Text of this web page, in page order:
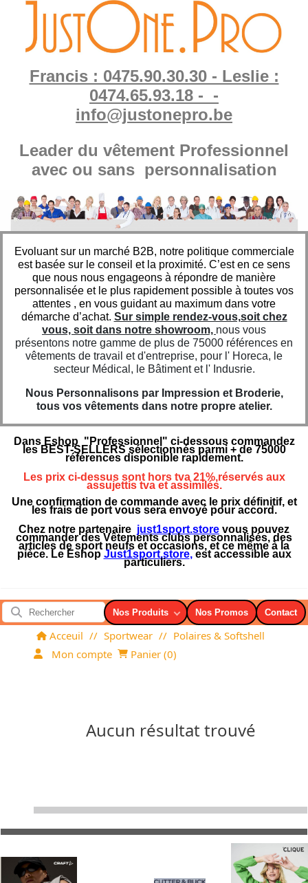
Francis : 0475.90.30.30 - Leslie :
0474.65.93.18 - -
info@justonepro.be
Leader du vêtement Professionnel
avec ou sans personnalisation
Evoluant sur un marché B2B, notre politique commerciale
est basée sur le conseil et la proximité. C’est en ce sens
que nous nous engageons à répondre de manière
personnalisée et le plus rapidement possible à toutes vos
attentes , en vous guidant au maximum dans votre
démarche d’achat. Sur simple rendez-vous,soit chez
vous, soit dans notre showroom, nous vous
présentons notre gamme de plus de 75000 références en
vêtements de travail et d'entreprise, pour l' Horeca, le
secteur Médical, le Bâtiment et l' Indusrie.
Nous Personnalisons par Impression et Broderie,
tous vos vêtements dans notre propre atelier.
Dans Eshop "Professionnel" ci-dessous commandez
les BEST-SELLERS sélectionnés parmi + de 75000
références disponible rapidement.
Les prix ci-dessus sont hors tva 21%,réservés aux
assujettis tva et assimilés.
Une confirmation de commande avec le prix définitif, et
les frais de port vous sera envoyé pour accord.
Chez notre partenaire just1sport.store vous pouvez
commander des Vêtements clubs personnalisés, des
articles de sport neufs et occasions, et ce même à la
pièce. Le Eshop Just1sport.store,est accessible aux
particuliers.
Nos Produits Nos Promos Contact
Acceuil // Sportwear // Polaires & Softshell
Mon compte
Panier (0)
Aucun résultat trouvé